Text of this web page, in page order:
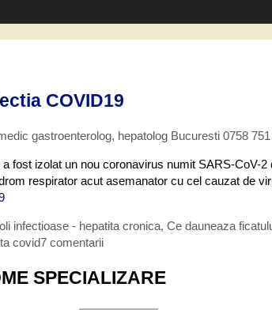
COVID19
gastroenterolog, hepatolog Bucuresti 0758 751
fost izolat un nou coronavirus numit SARS-
respirator acut asemanator cu cel cauzat de
infectioase - hepatita cronica, Ce dauneaza
covid7 comentarii
SPECIALIZARE